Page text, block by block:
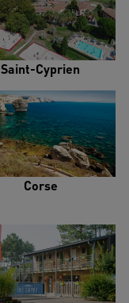
Saint-Cyprien
Corse